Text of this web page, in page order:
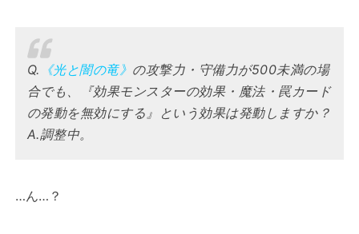
Q. 《光と闇の竜》 の攻撃力・守備力が500未満の場
合でも、『効果モンスターの効果・魔法・罠カード
の発動を無効にする』という効果は発動しますか？
A.調整中。
…ん…？